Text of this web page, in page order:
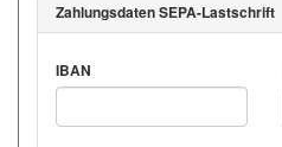
Zahlungsdaten SEPA-Lastschrift
IBAN